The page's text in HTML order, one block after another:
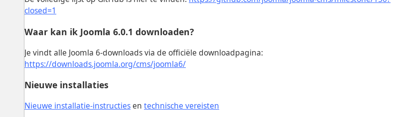
closed=1
Waar kan ik Joomla 6.0.1 downloaden?
Je vindt alle Joomla 6-downloads via de officiële downloadpagina:
https://downloads.joomla.org/cms/joomla6/
Nieuwe installaties
Nieuwe installatie-instructiesentechnische vereisten